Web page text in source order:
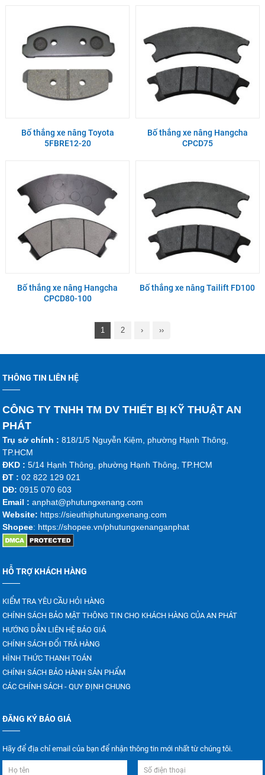
Bố thắng xe nâng Toyota
5FBRE12-20
Bố thắng xe nâng Hangcha
CPCD75
Bố thắng xe nâng Hangcha
CPCD80-100
Bố thắng xe nâng Tailift FD100
1 2 › ››
THÔNG TIN LIÊN HỆ
CÔNG TY TNHH TM DV THIẾT BỊ KỸ THUẬT AN
PHÁT
Trụ sở chính : 818/1/5 Nguyễn Kiệm, phường Hạnh Thông,
TP.HCM
ĐKD :5/14 Hạnh Thông, phường Hạnh Thông, TP.HCM
ĐT : 02 822 129 021
DĐ:0915 070 603
Email :anphat@phutungxenang.com
Website: https://sieuthiphutungxenang.com
Shopee: https://shopee.vn/phutungxenanganphat
HỖ TRỢ KHÁCH HÀNG
KIỂM TRA YÊU CẦU HỎI HÀNG
CHÍNH SÁCH BẢO MẬT THÔNG TIN CHO KHÁCH HÀNG CỦA AN PHÁT
HƯỚNG DẪN LIÊN HỆ BÁO GIÁ
CHÍNH SÁCH ĐỔI TRẢ HÀNG
HÌNH THỨC THANH TOÁN
CHÍNH SÁCH BẢO HÀNH SẢN PHẨM
CÁC CHÍNH SÁCH - QUY ĐỊNH CHUNG
ĐĂNG KÝ BÁO GIÁ
Hãy để địa chỉ email của bạn để nhận thông tin mới nhất từ chúng tôi.